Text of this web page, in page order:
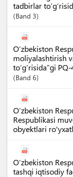
tadbirlar
Band 3
O‘zbekiston
moliyalashtirish
to‘g‘risida”gi
Band 6
O‘zbekiston
Respublikasi
obyektlari
O‘zbekiston
tashqi iqtisodiy